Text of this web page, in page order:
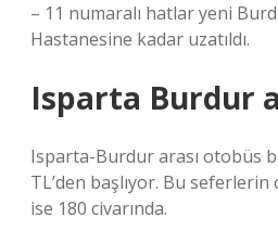
– 11 numaralı hatlar yeni
Hastanesine kadar uzatıldı.
Isparta Burdur
Isparta-Burdur arası otobüs
TL’den başlıyor. Bu
ise 180 civarında.